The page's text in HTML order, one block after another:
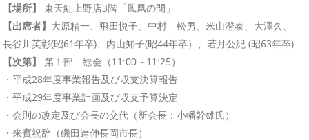
【場所】
東天紅上野店3階「鳳凰の間」
【出席者】 大原精一、飛田悦子、中村 松男、米山澄泰、大澤久、
長谷川英彰(昭61年卒)、内山知子(昭44年卒）、若月公紀 (昭63年卒)
【次第】
第１部 総会（11:00～11:25）
・平成28年度事業報告及び収支決算報告
・平成29年度事業計画及び収支予算決定
・会則の改定及び会長の交代（新会長：小幡幹雄氏）
・来賓祝辞（磯田達伸長岡市長）